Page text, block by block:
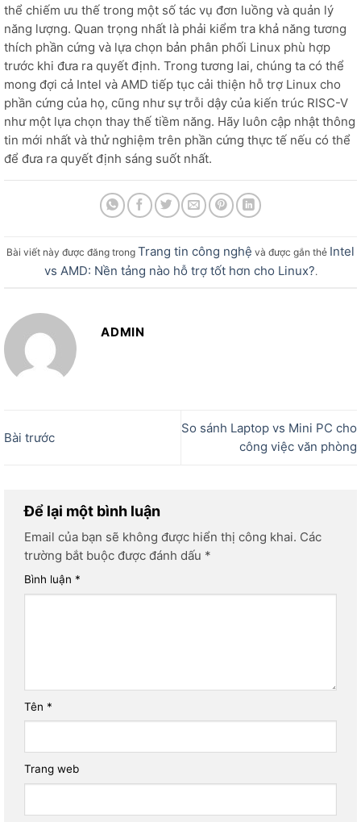
thể chiếm ưu thế trong một số tác vụ đơn luồng và quản lý
năng lượng. Quan trọng nhất là phải kiểm tra khả năng tương
thích phần cứng và lựa chọn bản phân phối Linux phù hợp
trước khi đưa ra quyết định. Trong tương lai, chúng ta có thể
mong đợi cả Intel và AMD tiếp tục cải thiện hỗ trợ Linux cho
phần cứng của họ, cũng như sự trỗi dậy của kiến trúc RISC-V
như một lựa chọn thay thế tiềm năng. Hãy luôn cập nhật thông
tin mới nhất và thử nghiệm trên phần cứng thực tế nếu có thể
để đưa ra quyết định sáng suốt nhất.
Bài viết này được đăng trong Trang tin công nghệ và được gắn thẻ Intel
vs AMD: Nền tảng nào hỗ trợ tốt hơn cho Linux?.
ADMIN
Bài trước
So sánh Laptop vs Mini PC cho
công việc văn phòng
Để lại một bình luận
Email của bạn sẽ không được hiển thị công khai. Các
trường bắt buộc được đánh dấu *
Bình luận *
Tên *
Trang web